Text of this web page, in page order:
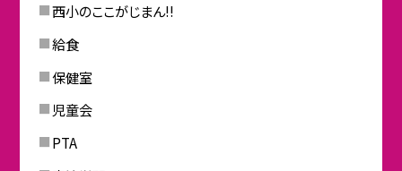
西小のここがじまん!!
給食
保健室
児童会
PTA